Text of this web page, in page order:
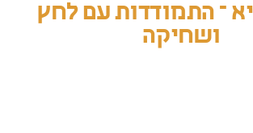
– התמודדות עם לחץ
ושחיקה